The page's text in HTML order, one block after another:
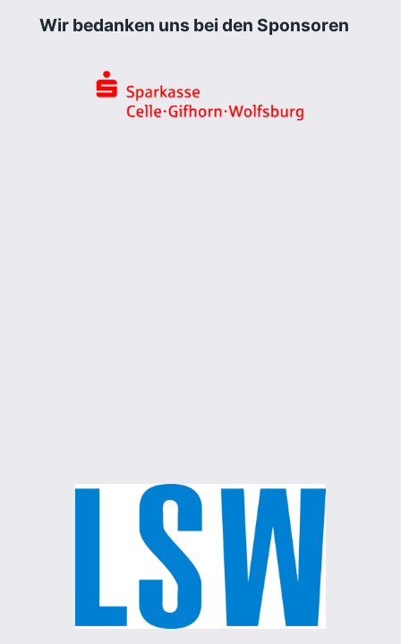
Wir bedanken uns bei den Sponsoren